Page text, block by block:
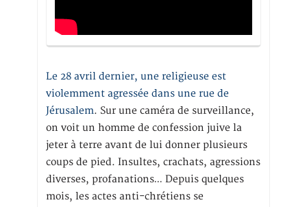
Le 28 avril dernier, une religieuse est
violemment agressée dans une rue de
Jérusalem. Sur une caméra de surveillance,
on voit un homme de confession juive la
jeter à terre avant de lui donner plusieurs
coups de pied. Insultes, crachats, agressions
diverses, profanations… Depuis quelques
mois, les actes anti-chrétiens se